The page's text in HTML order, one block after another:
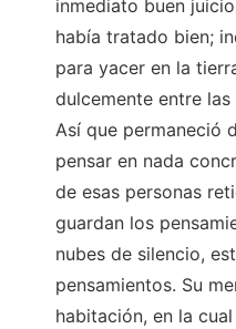
inmediato buen
había tratado bien;
para yacer en la
dulcemente entre
Así que permaneció
pensar en nada
de esas personas
guardan los
nubes de silencio,
pensamientos. Su
habitación, en la